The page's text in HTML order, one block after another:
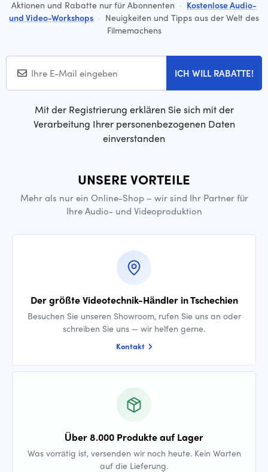
Aktionen und Rabatte nur für Abonnenten · Kostenlose Audio-
und Video-Workshops · Neuigkeiten und Tipps aus der Welt des
Filmemachens
ICH WILL RABATTE!
Mit der Registrierung erklären Sie sich mit der
Verarbeitung Ihrer personenbezogenen Daten
einverstanden
UNSERE VORTEILE
Mehr als nur ein Online-Shop – wir sind Ihr Partner für
Ihre Audio- und Videoproduktion
Der größte Videotechnik-Händler in Tschechien
Besuchen Sie unseren Showroom, rufen Sie uns an oder
schreiben Sie uns — wir helfen gerne.
Kontakt
Über 8.000 Produkte auf Lager
Was vorrätig ist, versenden wir noch heute. Kein Warten
auf die Lieferung.